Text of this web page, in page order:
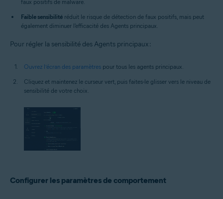
faux positifs de malware.
Faible sensibilité réduit le risque de détection de faux positifs, mais peut
également diminuer l'efficacité des Agents principaux.
Pour régler la sensibilité des Agents principaux :
Ouvrez l’écran des paramètres pour tous les agents principaux.
Cliquez et maintenez le curseur vert, puis faites-le glisser vers le niveau de
sensibilité de votre choix.
Configurer les paramètres de comportement